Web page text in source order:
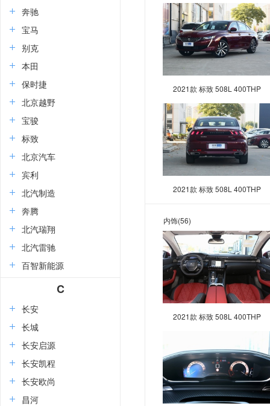
奔驰
宝马
别克
本田
保时捷
北京越野
宝骏
标致
北京汽车
宾利
北汽制造
奔腾
北汽瑞翔
北汽雷驰
百智新能源
C
长安
长城
长安启源
长安凯程
长安欧尚
昌河
2021款 标致 508L 400THP
PureTech 激情版
2021款 标致 508L 400THP
内饰(56)
2021款 标致 508L 400THP